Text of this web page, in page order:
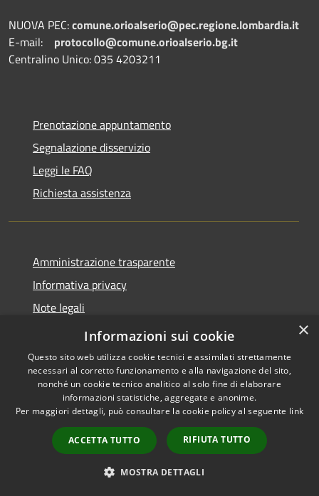
NUOVA PEC:comune.orioalserio@pec.regione.lombardia.it
E-mail: protocollo@comune.orioalserio.bg.it
Centralino Unico: 035 4203211
Prenotazione appuntamento
Segnalazione disservizio
Leggi le FAQ
Richiesta assistenza
Amministrazione trasparente
Informativa privacy
Note legali
Dichiarazione di accessibilità
Accessibilità
Copyright © 2026 • Comune di
Orio al Serio • Powered by
Municipium•
Accesso
redazione
×
Informazioni sui cookie
Questo sito web utilizza cookie tecnici e assimilati strettamente
necessari al corretto funzionamento e alla navigazione del sito,
nonché un cookie tecnico analitico al solo fine di elaborare
informazioni statistiche, aggregate e anonime.
Per maggiori dettagli, può consultare la cookie policy al seguente link
ACCETTA TUTTO RIFIUTA TUTTO
MOSTRA DETTAGLI